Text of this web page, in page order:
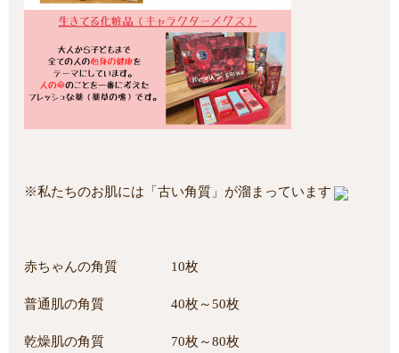
※私たちのお肌には「古い角質」が溜まっています
赤ちゃんの角質 10枚
普通肌の角質 40枚～50枚
乾燥肌の角質 70枚～80枚